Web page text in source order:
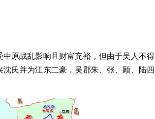
原战乱影响且财富充裕，但由于吴人不得
氏并为江东二豪，吴郡朱、张、顾、陆四